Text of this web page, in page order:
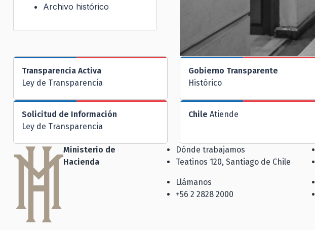
Archivo histórico
Transparencia Activa
Ley de Transparencia
Gobierno Transparente
Histórico
Solicitud de Información
Ley de Transparencia
Chile Atiende
Ministerio de
Hacienda
Dónde trabajamos
Teatinos 120, Santiago de Chile
Llámanos
+56 2 2828 2000